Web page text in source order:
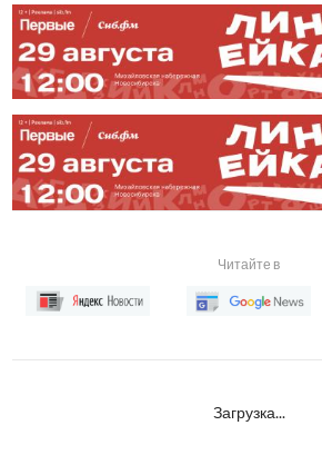
Читайте в
Загрузка...